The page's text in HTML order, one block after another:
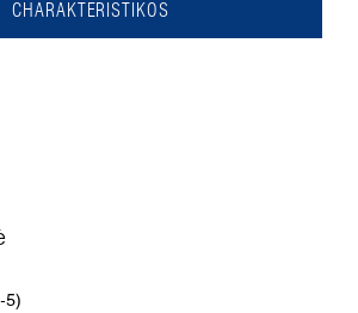
CHARAKTERISTIKOS
5)